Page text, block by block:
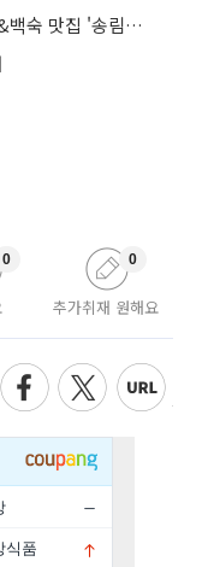
'2TV 저녁 생생정보' 개봉맛두, 닭구이&백숙 맛집 '송림산장'·해물&치즈&간장 찜닭 맛집 '하회안동찜닭'…위치는?
0
추가취재 원해요
0